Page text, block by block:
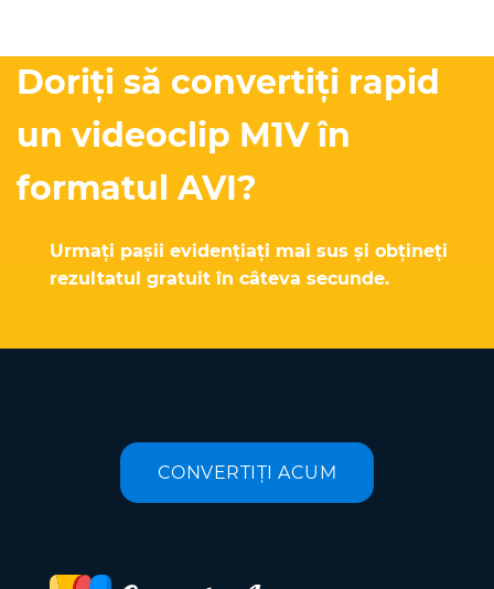
Doriți să convertiți rapid
un videoclip M1V în
formatul AVI?
Urmați pașii evidențiați mai sus și obțineți
rezultatul gratuit în câteva secunde.
CONVERTIȚI ACUM